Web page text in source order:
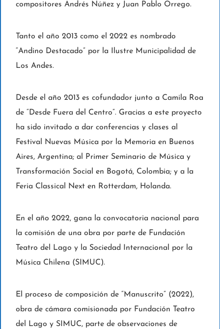
compositores Andrés Núñez y Juan Pablo Orrego.
Tanto el año 2013 como el 2022 es nombrado
“Andino Destacado” por la Ilustre Municipalidad de
Los Andes.
Desde el año 2013 es cofundador junto a Camila Roa
de “Desde Fuera del Centro”. Gracias a este proyecto
ha sido invitado a dar conferencias y clases al
Festival Nuevas Música por la Memoria en Buenos
Aires, Argentina; al Primer Seminario de Música y
Transformación Social en Bogotá, Colombia; y a la
Feria Classical Next en Rotterdam, Holanda.
En el año 2022, gana la convocatoria nacional para
la comisión de una obra por parte de Fundación
Teatro del Lago y la Sociedad Internacional por la
Música Chilena (SIMUC).
El proceso de composición de “Manuscrito” (2022),
obra de cámara comisionada por Fundación Teatro
del Lago y SIMUC, parte de observaciones de